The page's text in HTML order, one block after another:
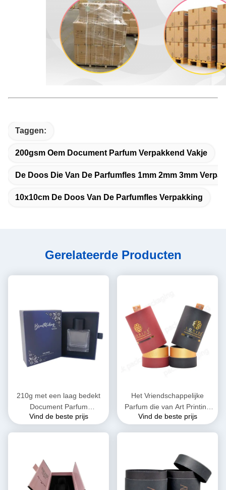
Taggen:
200gsm Oem Document Parfum Verpakkend Vakje
De Doos Die Van De Parfumfles 1mm 2mm 3mm
10x10cm De Doos Van De Parfumfles Verpakking
Gerelateerde Producten
210g met een laag bedekt
Document Parfum
Verpakkend Vakje 1mm
Vind de beste prijs
Het Vriendschappelijke
Parfum die van Art Printing
Recyclable Tube Packaging
Vind de beste prijs